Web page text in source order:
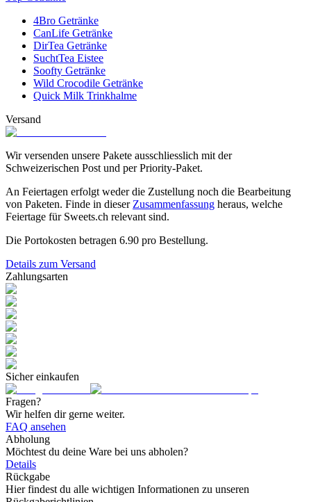
4Bro Getränke
CanLife Getränke
DirTea Getränke
SuchtTea Eistee
Soofty Getränke
Wild Crocodile Getränke
Quick Milk Trinkhalme
Versand
Wir versenden unsere Pakete ausschliesslich mit der
Schweizerischen Post und per Priority-Paket.
An Feiertagen erfolgt weder die Zustellung noch die Bearbeitung
von Paketen. Finde in dieser Zusammenfassung heraus, welche
Feiertage für Sweets.ch relevant sind.
Die Portokosten betragen 6.90 pro Bestellung.
Details zum Versand
Zahlungsarten
Sicher einkaufen
Fragen?
Wir helfen dir gerne weiter.
FAQ ansehen
Abholung
Möchtest du deine Ware bei uns abholen?
Details
Rückgabe
Hier findest du alle wichtigen Informationen zu unseren